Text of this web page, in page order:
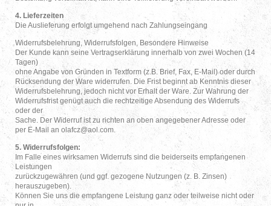
4. Lieferzeiten
Die Auslieferung erfolgt umgehend nach Zahlungseingang
Widerrufsbelehrung, Widerrufsfolgen, Besondere Hinweise
Der Kunde kann seine Vertragserklärung innerhalb von zwei Wochen (14
Tagen)
ohne Angabe von Gründen in Textform (z.B. Brief, Fax, E-Mail) oder durch
Rücksendung der Ware widerrufen. Die Frist beginnt ab Kenntnis dieser
Widerrufsbelehrung, jedoch nicht vor Erhalt der Ware. Zur Wahrung der
Widerrufsfrist genügt auch die rechtzeitige Absendung des Widerrufs
oder der
Sache. Der Widerruf ist zu richten an oben angegebener Adresse oder
per E-Mail an olafcz@aol.com.
5. Widerrufsfolgen:
Im Falle eines wirksamen Widerrufs sind die beiderseits empfangenen
Leistungen
zurückzugewähren (und ggf. gezogene Nutzungen (z. B. Zinsen)
herauszugeben).
Können Sie uns die empfangene Leistung ganz oder teilweise nicht oder